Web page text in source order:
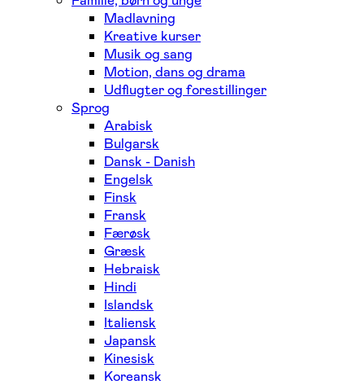
Madlavning
Kreative kurser
Musik og sang
Motion, dans og drama
Udflugter og forestillinger
Sprog
Arabisk
Bulgarsk
Dansk - Danish
Engelsk
Finsk
Fransk
Færøsk
Græsk
Hebraisk
Hindi
Islandsk
Italiensk
Japansk
Kinesisk
Koreansk